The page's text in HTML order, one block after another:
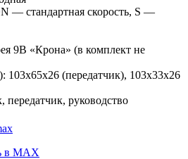
— стандартная скорость, S —
9В «Крона» (в комплект не
103х65х26 (передатчик), 103х33х26
руководство
в MAX